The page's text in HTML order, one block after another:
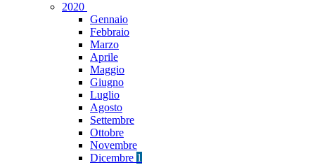
2020
Gennaio
Febbraio
Marzo
Aprile
Maggio
Giugno
Luglio
Agosto
Settembre
Ottobre
Novembre
Dicembre 1